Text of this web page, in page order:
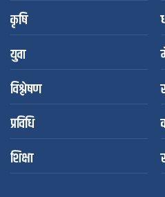
कृषि
युवा
विश्लेषण
प्रविधि
शिक्षा